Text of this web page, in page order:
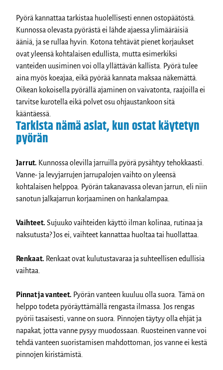
Pyörä kannattaa tarkistaa huolellisesti ennen ostopäätöstä.
Kunnossa olevasta pyörästä ei lähde ajaessa ylimääräisiä
ääniä, ja se rullaa hyvin. Kotona tehtävät pienet korjaukset
ovat yleensä kohtalaisen edullista, mutta esimerkiksi
vanteiden uusiminen voi olla yllättävän kallista. Pyörä tulee
aina myös koeajaa, eikä pyörää kannata maksaa näkemättä.
Oikean kokoisella pyörällä ajaminen on vaivatonta, raajoilla ei
tarvitse kurotella eikä polvet osu ohjaustankoon sitä
kääntäessä.
Tarkista nämä asiat, kun ostat käytetyn
pyörän
Jarrut. Kunnossa olevilla jarruilla pyörä pysähtyy tehokkaasti.
Vanne- ja levyjarrujen jarrupalojen vaihto on yleensä
kohtalaisen helppoa. Pyörän takanavassa olevan jarrun, eli niin
sanotun jalkajarrun korjaaminen on hankalampaa.
Vaihteet. Sujuuko vaihteiden käyttö ilman kolinaa, rutinaa ja
naksutusta? Jos ei, vaihteet kannattaa huoltaa tai huollattaa.
Renkaat. Renkaat ovat kulutustavaraa ja suhteellisen edullisia
vaihtaa.
Pinnat ja vanteet. Pyörän vanteen kuuluu olla suora. Tämä on
helppo todeta pyöräyttämällä rengasta ilmassa. Jos rengas
pyörii tasaisesti, vanne on suora. Pinnojen täytyy olla ehjät ja
napakat, jotta vanne pysyy muodossaan. Ruosteinen vanne voi
tehdä vanteen suoristamisen mahdottoman, jos vanne ei kestä
pinnojen kiristämistä.